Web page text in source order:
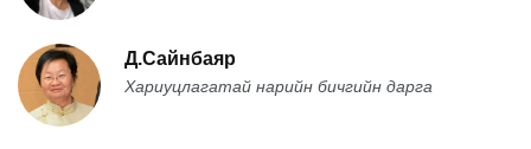
Д.Сайнбаяр
Хариуцлагатай нарийн бичгийн дарга